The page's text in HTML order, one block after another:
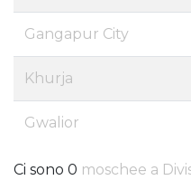
Gangapur City
Khurja
Gwalior
Ci sono 0 moschee a